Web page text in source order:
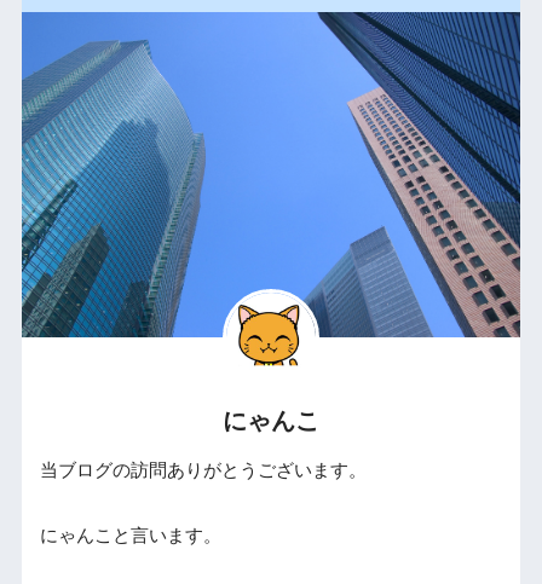
にゃんこ
当ブログの訪問ありがとうございます。
にゃんこと言います。